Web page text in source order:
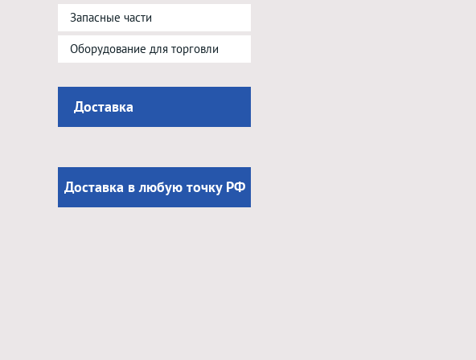
Запасные части
Оборудование для торговли
Доставка
Доставка в любую точку РФ